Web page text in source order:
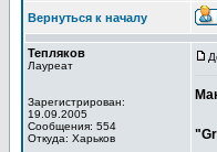
Вернуться к началу
Тепляков
Лауреат
Зарегистрирован:
19.09.2005
Сообщения: 554
Откуда: Харьков